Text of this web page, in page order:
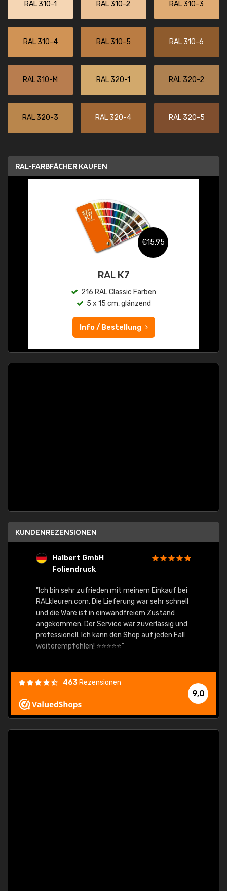
RAL 310-1 RAL 310-2 RAL 310-3
RAL 310-4 RAL 310-5 RAL 310-6
RAL 310-M RAL 320-1 RAL 320-2
RAL 320-3 RAL 320-4 RAL 320-5
RAL-FARBFÄCHER KAUFEN
€15,95
RAL K7
216 RAL Classic Farben
5 x 15 cm, glänzend
Info / Bestellung
KUNDENREZENSIONEN
Halbert GmbH
Foliendruck
"Ich bin sehr zufrieden mit meinem Einkauf bei
RALkleuren.com. Die Lieferung war sehr schnell
und die Ware ist in einwandfreiem Zustand
angekommen. Der Service war zuverlässig und
professionell. Ich kann den Shop auf jeden Fall
weiterempfehlen! ⭐⭐⭐⭐⭐"
9,0
463 Rezensionen